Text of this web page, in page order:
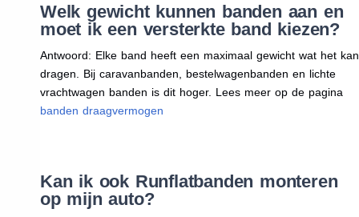
Welk gewicht kunnen banden aan en
moet ik een versterkte band kiezen?
Antwoord: Elke band heeft een maximaal gewicht wat het kan
dragen. Bij caravanbanden, bestelwagenbanden en lichte
vrachtwagen banden is dit hoger. Lees meer op de pagina
banden draagvermogen
Kan ik ook Runflatbanden monteren
op mijn auto?